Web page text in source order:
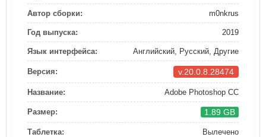
Автор сборки: m0nkrus
Год выпуска: 2019
Язык интерфейса: Английский, Русский, Другие
Версия: v.20.0.8.28474
Название: Adobe Photoshop CC
Размер: 1.89 GB
Таблетка: Вылечено